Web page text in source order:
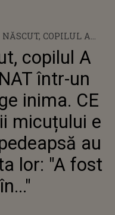
COPILUL A
ÎNTR-UN MOD
INIMA. CE AU
MICUȚULUI E DE
CE PEDEAPSĂ AU
FAPTA LOR: "A
ÎN..."
copilul A
într-un
inima. CE
micuțului e
au
lor: "A fost